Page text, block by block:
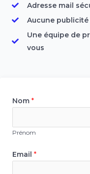
Adresse mail
Aucune
Une équipe de
vous
Nom *
Prénom
Email *